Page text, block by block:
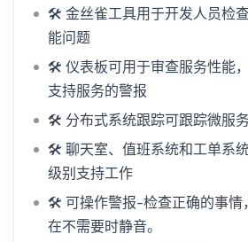
🛠️ 金丝雀工具用于开发人员检
能问题
🛠️ 仪表板可用于审查服务性能
支持服务的警报
🛠️ 分布式系统跟踪可跟踪微服
🛠️ 聊天室、值班系统和工单系
级别支持工作
🛠️ 可操作警报-检查正确的事情
在不需要时静音。